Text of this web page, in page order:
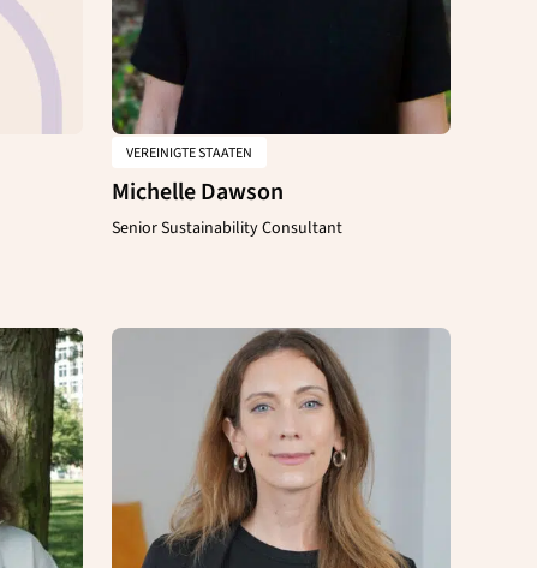
VEREINIGTE STAATEN
Michelle Dawson
Senior Sustainability Consultant